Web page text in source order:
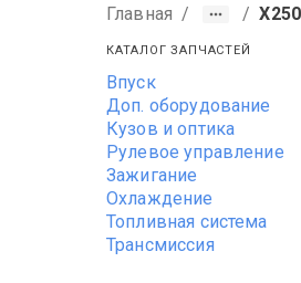
Главная / /
КАТАЛОГ ЗАПЧАСТЕЙ
Впуск
Доп. оборудование
Кузов и оптика
Рулевое управление
Зажигание
Охлаждение
Топливная система
Трансмиссия